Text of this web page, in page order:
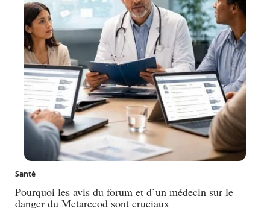
Santé
Pourquoi les avis du forum et d’un médecin sur le
danger du Metarecod sont cruciaux